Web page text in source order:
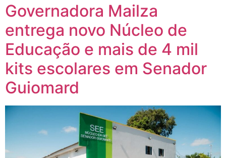
Governadora Mailza
entrega novo Núcleo de
Educação e mais de 4 mil
kits escolares em Senador
Guiomard